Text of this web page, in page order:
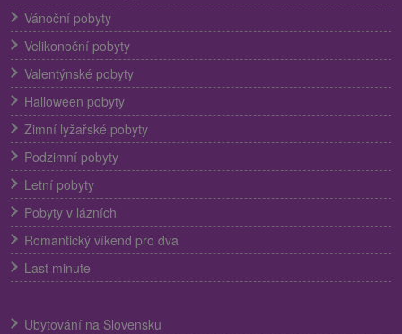
Vánoční pobyty
Velikonoční pobyty
Valentýnské pobyty
Halloween pobyty
Zimní lyžařské pobyty
Podzimní pobyty
Letní pobyty
Pobyty v lázních
Romantický víkend pro dva
Last minute
Ubytování na Slovensku